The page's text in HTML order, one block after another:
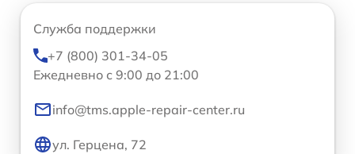
Служба поддержки
+7 (800) 301-34-05
Ежедневно с 9:00 до 21:00
info@tms.apple-repair-center.ru
ул. Герцена, 72